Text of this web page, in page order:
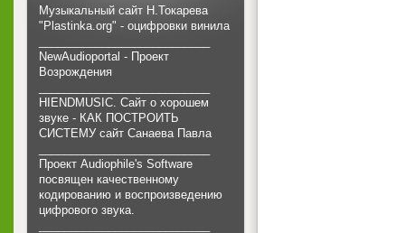
Музыкальный сайт Н.Токарева
"Plastinka.org" - оцифровки винила
NewAudioportal - Проект
Возрождения
HIENDMUSIC. Сайт о хорошем
звуке - КАК ПОСТРОИТЬ
СИСТЕМУ сайт Санаева Павла
Проект Audiophile's Software
посвящен качественному
кодированию и воспроизведению
цифрового звука.